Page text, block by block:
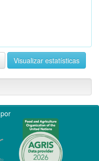
Visualizar estatísticas